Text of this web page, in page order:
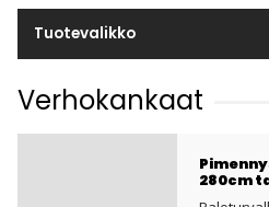
Tuotevalikko
Verhokankaat
280cm